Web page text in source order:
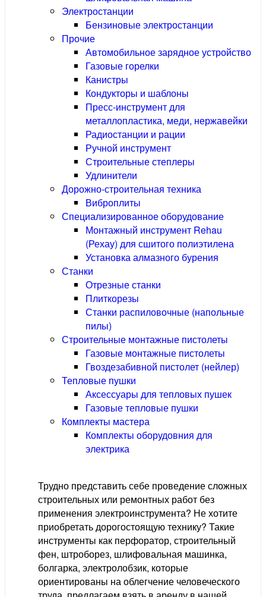
Электростанции
Бензиновые электростанции
Прочие
Автомобильное зарядное устройство
Газовые горелки
Канистры
Кондукторы и шаблоны
Пресс-инструмент для
металлопластика, меди, нержавейки
Радиостанции и рации
Ручной инструмент
Строительные степлеры
Удлинители
Дорожно-строительная техника
Виброплиты
Специализированное оборудование
Монтажный инструмент Rehau
(Рехау) для сшитого полиэтилена
Установка алмазного бурения
Станки
Отрезные станки
Плиткорезы
Станки распиловочные (напольные
пилы)
Строительные монтажные пистолеты
Газовые монтажные пистолеты
Гвоздезабивной пистолет (нейлер)
Тепловые пушки
Аксессуары для тепловых пушек
Газовые тепловые пушки
Комплекты мастера
Комплекты оборудовния для
электрика
Трудно представить себе проведение сложных
строительных или ремонтных работ без
применения электроинструмента? Не хотите
приобретать дорогостоящую технику? Такие
инструменты как перфоратор, строительный
фен, штроборез, шлифовальная машинка,
болгарка, электролобзик, которые
ориентированы на облегчение человеческого